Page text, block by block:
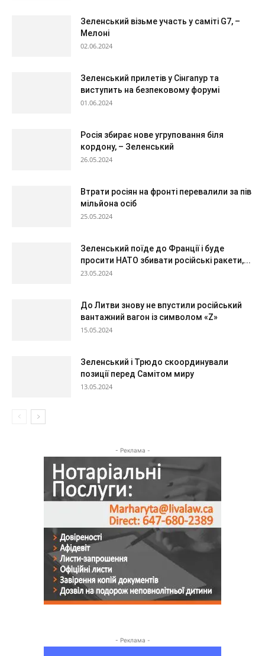
Зеленський візьме участь у саміті G7, –
Мелоні
02.06.2024
Зеленський прилетів у Сінгапур та
виступить на безпековому форумі
01.06.2024
Росія збирає нове угруповання біля
кордону, – Зеленський
26.05.2024
Втрати росіян на фронті перевалили за пів
мільйона осіб
25.05.2024
Зеленський поїде до Франції і буде
просити НАТО збивати російські ракети,...
23.05.2024
До Литви знову не впустили російський
вантажний вагон із символом «Z»
15.05.2024
Зеленський і Трюдо скоординували
позиції перед Самітом миру
13.05.2024
- Реклама -
- Реклама -